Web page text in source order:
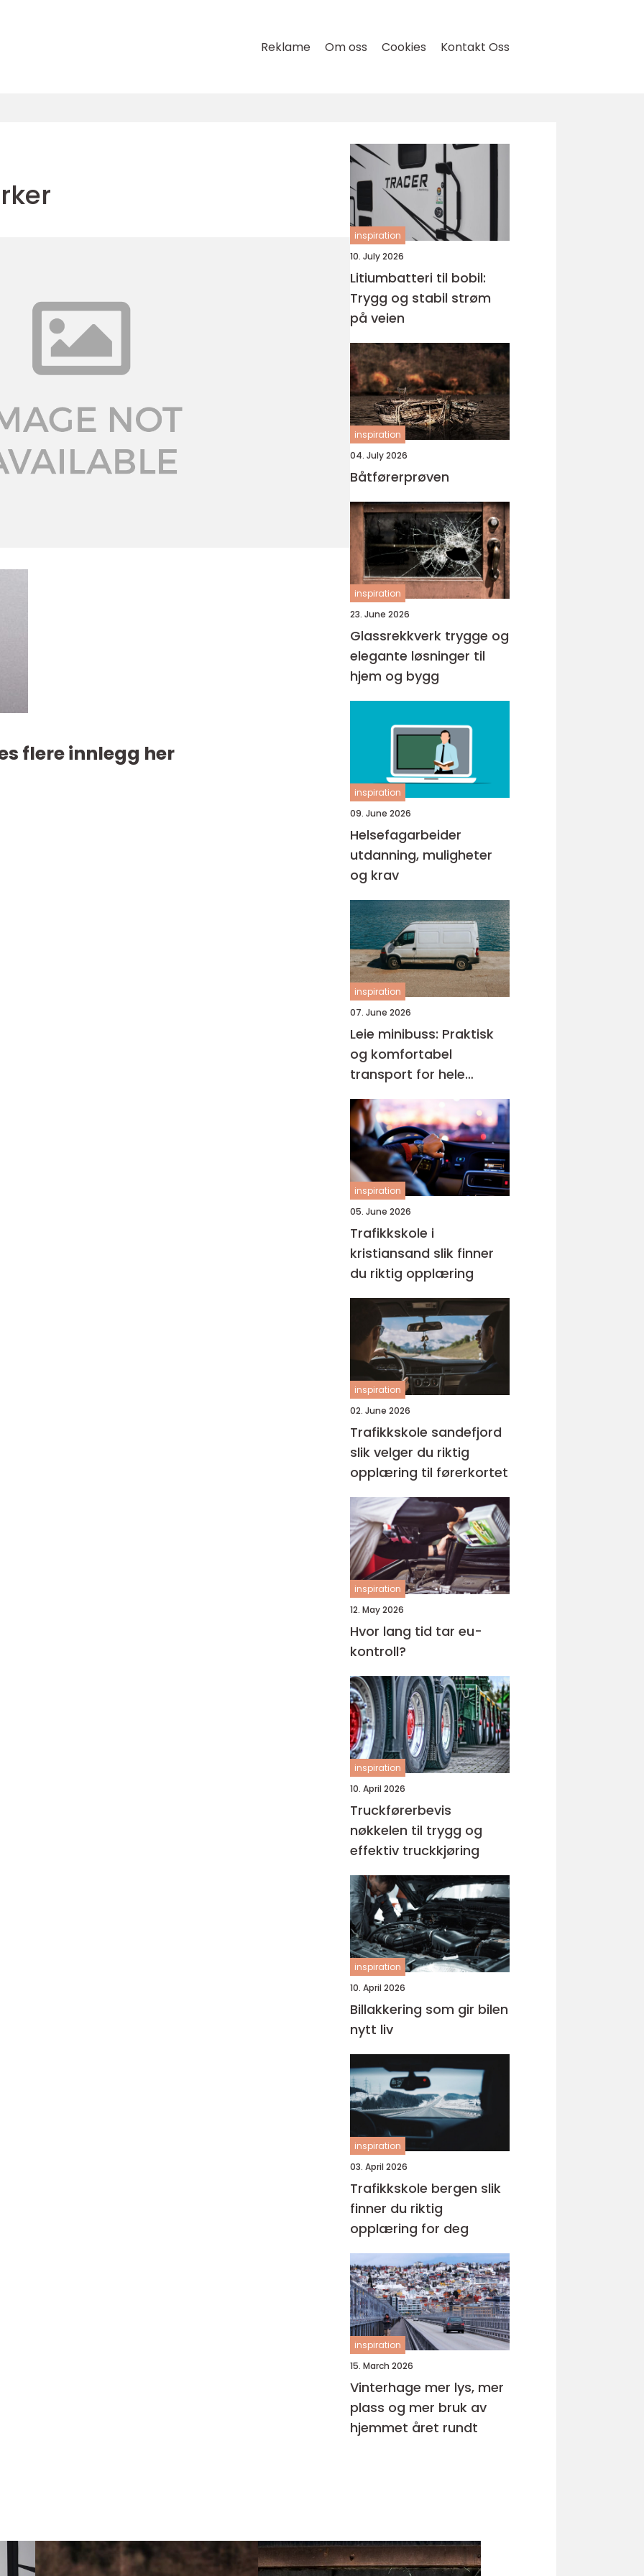
Reklame Om oss Cookies Kontakt Oss
flere innlegg her
inspiration
10. July 2026
Litiumbatteri til bobil:
Trygg og stabil strøm
på veien
inspiration
04. July 2026
Båtførerprøven
inspiration
23. June 2026
Glassrekkverk trygge og
elegante løsninger til
hjem og bygg
inspiration
09. June 2026
Helsefagarbeider
utdanning, muligheter
og krav
inspiration
07. June 2026
Leie minibuss: Praktisk
og komfortabel
transport for hele
gruppen
inspiration
05. June 2026
Trafikkskole i
kristiansand slik finner
du riktig opplæring
inspiration
02. June 2026
Trafikkskole sandefjord
slik velger du riktig
opplæring til førerkortet
inspiration
12. May 2026
Hvor lang tid tar eu-
kontroll?
inspiration
10. April 2026
Truckførerbevis
nøkkelen til trygg og
effektiv truckkjøring
inspiration
10. April 2026
Billakkering som gir bilen
nytt liv
inspiration
03. April 2026
Trafikkskole bergen slik
finner du riktig
opplæring for deg
inspiration
15. March 2026
Vinterhage mer lys, mer
plass og mer bruk av
hjemmet året rundt